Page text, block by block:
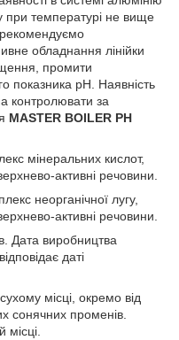
при температурі не вище
обладнання лінійки
промити
показника pH. Наявність
контролювати за
MASTER BOILER PH
мінеральних кислот,
активні речовини.
неорганічної лугу,
активні речовини.
Дата виробництва
даті
місці, окремо від
сонячних променів.
місці.